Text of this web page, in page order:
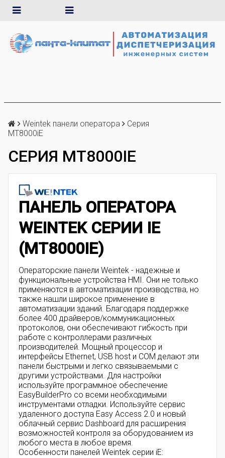
Weintek панели оператора
Серия
MT8000iE
СЕРИЯ MT8000IE
ПАНЕЛЬ ОПЕРАТОРА
WEINTEK СЕРИИ IE
(MT8000IE)
Операторские панели Weintek - надежные и
функциональные устройства HMI. Они не только
применяются в автоматизации производства, но
также нашли широкое применение в
автоматизации зданий. Благодаря поддержке
более 400 драйверов/коммуникационных
протоколов, они обеспечивают гибкость при
работе с контроллерами различных
производителей. Мощный процессор и
интерфейсы Ethernet, USB host и COM делают эти
панели быстрыми и легко связываемыми с
другими устройствами. Для настройки
используйте программное обеспечение
EasyBuilderPro со всеми необходимыми
инструментами отладки. Используйте сервис
удаленного доступа Easy Access 2.0 и новый
облачный сервис Dashboard для расширения
возможностей контроля за оборудованием из
любого места в любое время.
Особенности панелей Weintek серии iE: